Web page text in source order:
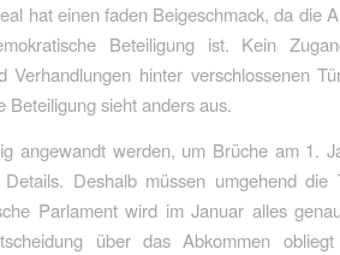
hat einen faden Beigeschmack, da die
Beteiligung ist. Kein
hinter verschlossenen
Beteiligung sieht anders aus.
angewandt werden, um Brüche am 1.
Deshalb müssen umgehend die
Parlament wird im Januar alles
über das Abkommen